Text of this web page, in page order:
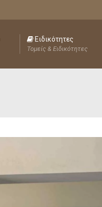
Ειδικότητες
Τομείς & Ειδικότητες